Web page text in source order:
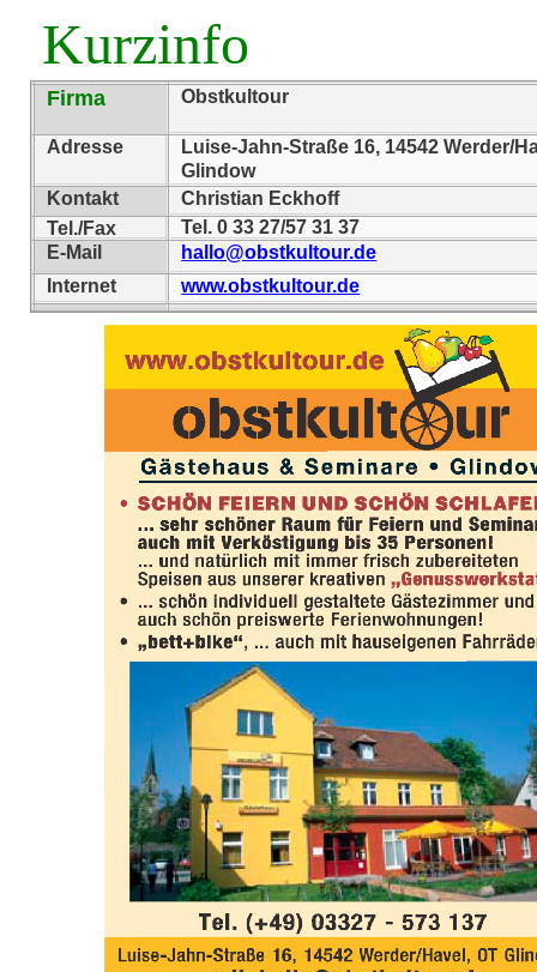
Kurzinfo
Firma Obstkultour
Adresse
Luise-Jahn-Straße 16, 14542 Werder/
Glindow
Kontakt
Christian Eckhoff
Tel./Fax
Tel. 0 33 27/57 31 37
E-Mail
hallo@obstkultour.de
Internet
www.obstkultour.de